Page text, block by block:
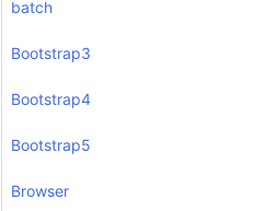
batch
Bootstrap3
Bootstrap4
Bootstrap5
Browser